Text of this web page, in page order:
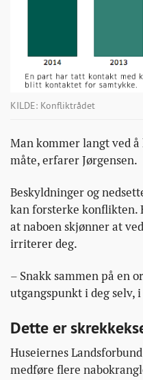
KILDE: Konfliktrådet
Man kommer langt ved
måte, erfarer Jørgensen.
Beskyldninger og
kan forsterke konflikten.
at naboen skjønner at
irriterer deg.
– Snakk sammen på en
utgangspunkt i deg selv,
Dette er
Huseiernes
medføre flere